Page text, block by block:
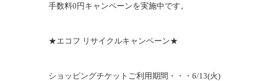
手数料0円キャンペーンを実施中です。
★エコフ リサイクルキャンペーン★
ショッピングチケットご利用期間・・・ 6/13(火)